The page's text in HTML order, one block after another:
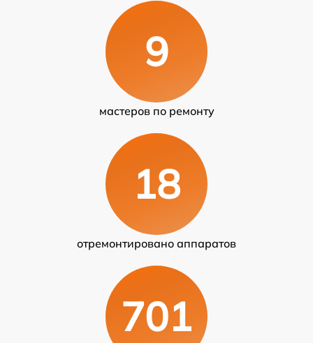
9
мастеров по ремонту
18
отремонтировано аппаратов
701